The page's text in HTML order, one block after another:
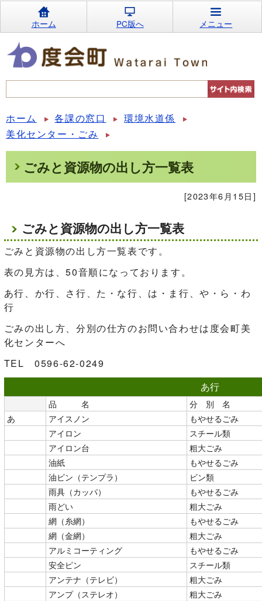
ホーム PC版へ メニュー
ホーム 各課の窓口
環境水道係
美化センター・ごみ
ごみと資源物の出し方一覧表
[2023年6月15日]
ごみと資源物の出し方一覧表
ごみと資源物の出し方一覧表です。
表の見方は、50音順になっております。
あ行、か行、さ行、た・な行、は・ま行、や・ら・わ
行
ごみの出し方、分別の仕方のお問い合わせは度会町美
化センターへ
TEL 0596-62-0249
あ行
品 名
分 別 名
あ
アイスノン
もやせるごみ
アイロン
スチール類
アイロン台
粗大ごみ
油紙
もやせるごみ
油ビン（テンプラ）
ビン類
雨具（カッパ）
もやせるごみ
雨どい
粗大ごみ
網（糸網）
もやせるごみ
網（金網）
粗大ごみ
アルミコーティング
もやせるごみ
安全ピン
スチール類
アンテナ（テレビ）
粗大ごみ
アンプ（ステレオ）
粗大ごみ